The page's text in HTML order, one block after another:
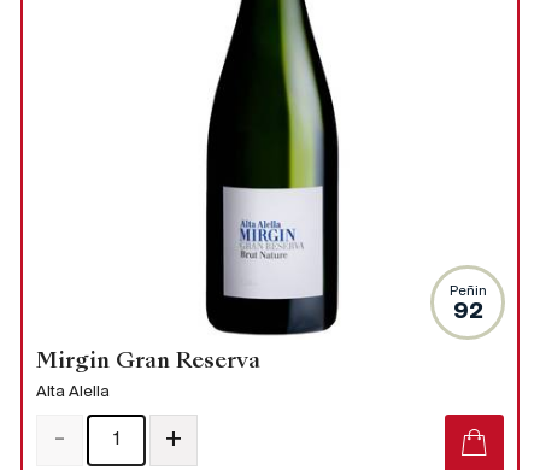
Peñin
92
Mirgin Gran Reserva
Alta Alella
- +